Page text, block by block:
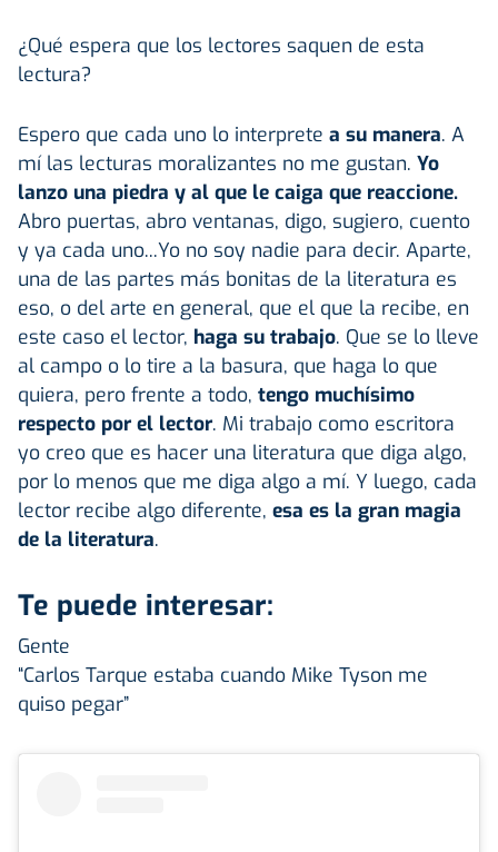
¿Qué espera que los lectores saquen de esta
lectura?
Espero que cada uno lo interprete a su manera. A
mí las lecturas moralizantes no me gustan. Yo
lanzo una piedra y al que le caiga que reaccione.
Abro puertas, abro ventanas, digo, sugiero, cuento
y ya cada uno...Yo no soy nadie para decir. Aparte,
una de las partes más bonitas de la literatura es
eso, o del arte en general, que el que la recibe, en
este caso el lector, haga su trabajo. Que se lo lleve
al campo o lo tire a la basura, que haga lo que
quiera, pero frente a todo, tengo muchísimo
respecto por el lector. Mi trabajo como escritora
yo creo que es hacer una literatura que diga algo,
por lo menos que me diga algo a mí. Y luego, cada
lector recibe algo diferente, esa es la gran magia
de la literatura.
Te puede interesar:
Gente
“Carlos Tarque estaba cuando Mike Tyson me
quiso pegar”